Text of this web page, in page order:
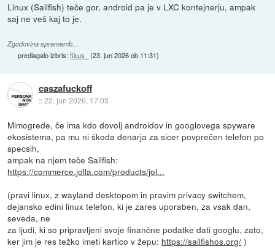
Linux (Sailfish) teče gor, android pa je v LXC kontejnerju, ampak
saj ne veš kaj to je.
Zgodovina sprememb…
predlagalo izbris:fikus_ (23. jun 2026 ob 11:31)
caszafuckoff
::22. jun 2026, 17:03
Mimogrede, če ima kdo dovolj androidov in googlovega spyware
ekosistema, pa mu ni škoda denarja za sicer povprečen telefon po
specsih,
ampak na njem teče Sailfish:
https://commerce.jolla.com/products/jol...
(pravi linux, z wayland desktopom in pravim privacy switchem,
dejansko edini linux telefon, ki je zares uporaben, za vsak dan,
seveda, ne
za ljudi, ki so pripravljeni svoje finančne podatke dati googlu, zato,
ker jim je res težko imeti kartico v žepu: https://sailfishos.org/ )